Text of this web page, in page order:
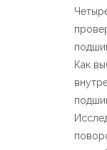
Как